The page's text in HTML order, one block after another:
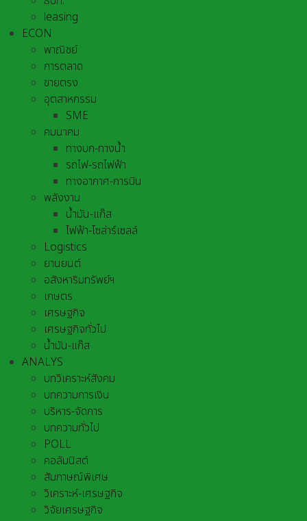
leasing
ECON
พาณิชย์
การตลาด
ขายตรง
อุตสาหกรรม
SME
คมนาคม
ทางบก-ทางน้ำ
รถไฟ-รถไฟฟ้า
ทางอากาศ-การบิน
พลังงาน
น้ำมัน-แก๊ส
ไฟฟ้า-โซล่าร์เซลล์
Logistics
ยานยนต์
อสังหาริมทรัพย์ฯ
เกษตร
เศรษฐกิจ
เศรษฐกิจทั่วไป
น้ำมัน-แก๊ส
ANALYS
บทวิเคราะห์สังคม
บทความการเงิน
บริหาร-จัดการ
บทความทั่วไป
POLL
คอลัมนิสต์
สัมภาษณ์พิเศษ
วิเคราะห์-เศรษฐกิจ
วิจัยเศรษฐกิจ